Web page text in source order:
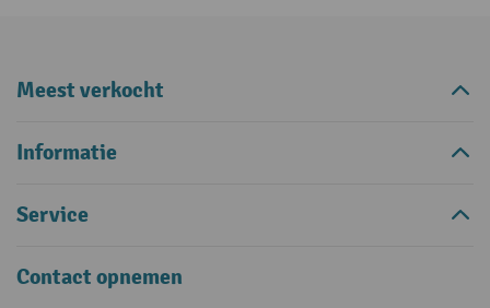
Meest verkocht
Informatie
Service
Contact opnemen